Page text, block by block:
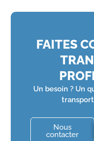
FAITES
Un besoin ? Un
Nous
contacter